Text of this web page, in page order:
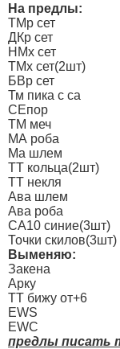
На предлы:
ТМр сет
ДКр сет
НМх сет
ТМх сет(2шт)
БВр сет
Тм пика с са
СЕпор
ТМ меч
МА роба
Ма шлем
ТТ кольца(2шт)
ТТ некля
Ава шлем
Ава роба
СА10 синие(3шт)
Точки скилов(3шт)
Выменяю:
Закена
Арку
ТТ бижу от+6
EWS
EWC
предлы писать